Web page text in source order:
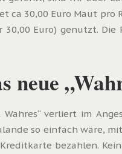
ca 30,00 Euro Maut pro
30,00 Euro) genutzt.
neue
Wahres“ verliert im
so einfach wäre,
bezahlen.